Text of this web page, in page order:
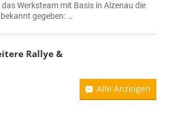
Werksteam mit Basis in Alzenau die
gegeben: …
Rallye &
Alle Anzeigen